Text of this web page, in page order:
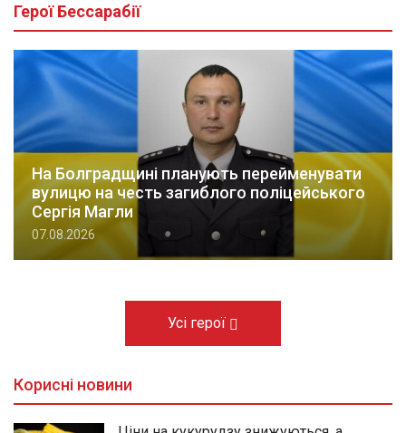
Герої Бессарабії
На Болградщині планують перейменувати
вулицю на честь загиблого поліцейського
Сергія Магли
07.08.2026
Усі герої
Корисні новини